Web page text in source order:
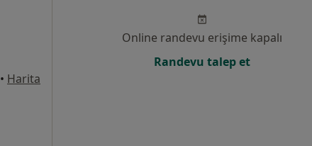
• Harita
Online randevu erişime kapalı
Randevu talep et